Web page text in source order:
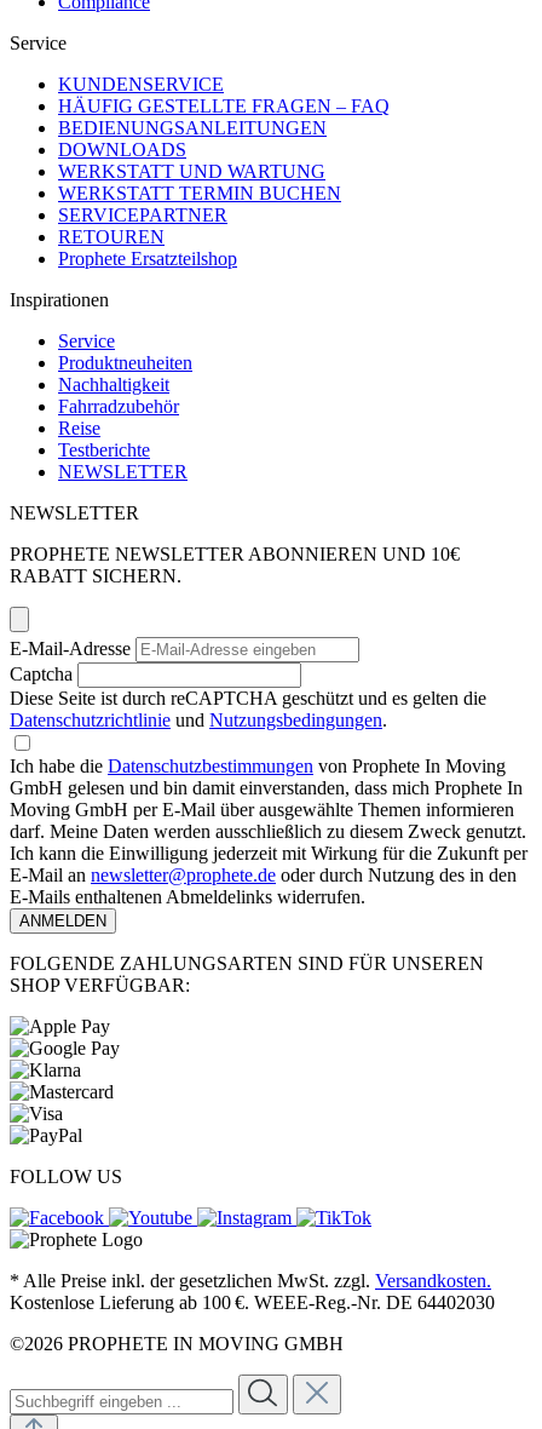
Service
KUNDENSERVICE
HÄUFIG GESTELLTE FRAGEN – FAQ
BEDIENUNGSANLEITUNGEN
DOWNLOADS
WERKSTATT UND WARTUNG
WERKSTATT TERMIN BUCHEN
SERVICEPARTNER
RETOUREN
Prophete Ersatzteilshop
Inspirationen
Service
Produktneuheiten
Nachhaltigkeit
Fahrradzubehör
Reise
Testberichte
NEWSLETTER
NEWSLETTER
PROPHETE NEWSLETTER ABONNIEREN UND 10€
RABATT SICHERN.
E-Mail-Adresse
Captcha
Diese Seite ist durch reCAPTCHA geschützt und es gelten die
Datenschutzrichtlinie und Nutzungsbedingungen.
Ich habe die Datenschutzbestimmungen von Prophete In Moving
GmbH gelesen und bin damit einverstanden, dass mich Prophete In
Moving GmbH per E-Mail über ausgewählte Themen informieren
darf. Meine Daten werden ausschließlich zu diesem Zweck genutzt.
Ich kann die Einwilligung jederzeit mit Wirkung für die Zukunft per
E-Mail an newsletter@prophete.de oder durch Nutzung des in den
E-Mails enthaltenen Abmeldelinks widerrufen.
ANMELDEN
FOLGENDE ZAHLUNGSARTEN SIND FÜR UNSEREN
SHOP VERFÜGBAR:
FOLLOW US
* Alle Preise inkl. der gesetzlichen MwSt. zzgl. Versandkosten.
Kostenlose Lieferung ab 100 €. WEEE-Reg.-Nr. DE 64402030
©2026 PROPHETE IN MOVING GMBH